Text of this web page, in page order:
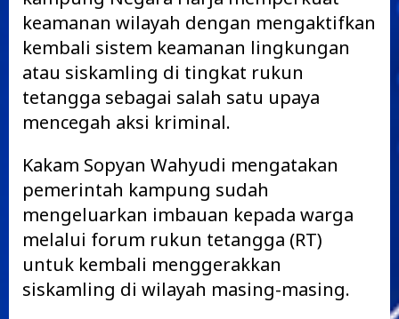
keamanan wilayah dengan mengaktifkan
kembali sistem keamanan lingkungan
atau siskamling di tingkat rukun
tetangga sebagai salah satu upaya
mencegah aksi kriminal.
Kakam Sopyan Wahyudi mengatakan
pemerintah kampung sudah
mengeluarkan imbauan kepada warga
melalui forum rukun tetangga (RT)
untuk kembali menggerakkan
siskamling di wilayah masing-masing.